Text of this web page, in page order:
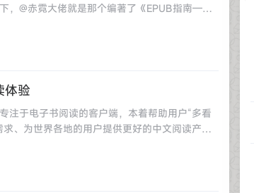
，@赤霓大佬就是那个编著了《EPUB指南——
体验
注于电子书阅读的客户端，本着帮助用户“多看
、为世界各地的用户提供更好的中文阅读产品
精品阅读资源，提供多达上万种图书，在阅读